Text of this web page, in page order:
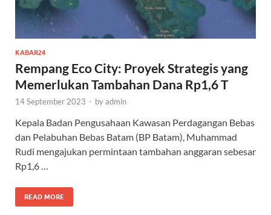
KABAR24
Rempang Eco City: Proyek Strategis yang
Memerlukan Tambahan Dana Rp1,6 T
14 September 2023 - byadmin
Kepala Badan Pengusahaan Kawasan Perdagangan Bebas
dan Pelabuhan Bebas Batam (BP Batam), Muhammad
Rudi mengajukan permintaan tambahan anggaran sebesar
Rp1,6 …
READ MORE